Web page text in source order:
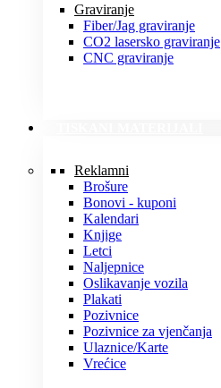
Graviranje
Fiber/Jag graviranje
CO2 lasersko graviranje
CNC graviranje
Reklamni
Brošure
Bonovi - kuponi
Kalendari
Knjige
Letci
Naljepnice
Oslikavanje vozila
Plakati
Pozivnice
Pozivnice za vjenčanja
Ulaznice/Karte
Vrećice